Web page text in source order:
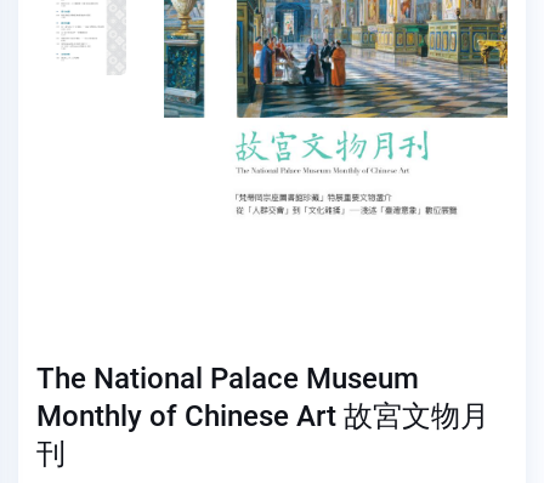
The National Palace Museum
Monthly of Chinese Art 故宮文物月
刊